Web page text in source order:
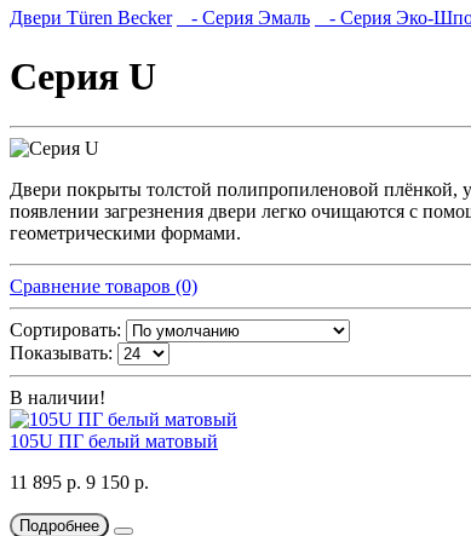
Двери Türen Becker
- Серия Эмаль - Серия Эко-
Серия U
Двери покрыты толстой полипропиленовой плёнкой,
появлении загрезнения двери легко очищаются с
геометрическими формами.
Сравнение товаров (0)
Сортировать:
Показывать:
В наличии!
105U ПГ белый матовый
11 895 р. 9 150 р.
Подробнее